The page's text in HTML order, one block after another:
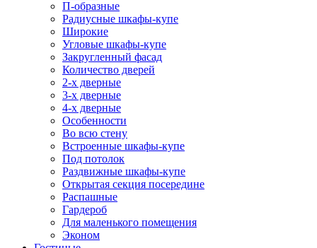
П-образные
Радиусные шкафы-купе
Широкие
Угловые шкафы-купе
Закругленный фасад
Количество дверей
2-х дверные
3-х дверные
4-х дверные
Особенности
Во всю стену
Встроенные шкафы-купе
Под потолок
Раздвижные шкафы-купе
Открытая секция посередине
Распашные
Гардероб
Для маленького помещения
Эконом